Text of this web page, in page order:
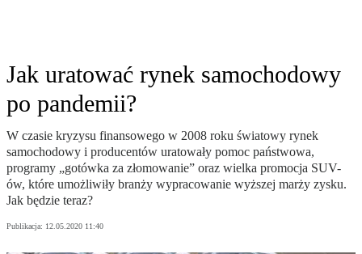
Jak uratować rynek samochodowy
po pandemii?
W czasie kryzysu finansowego w 2008 roku światowy rynek
samochodowy i producentów uratowały pomoc państwowa,
programy „gotówka za złomowanie” oraz wielka promocja SUV-
ów, które umożliwiły branży wypracowanie wyższej marży zysku.
Jak będzie teraz?
Publikacja: 12.05.2020 11:40